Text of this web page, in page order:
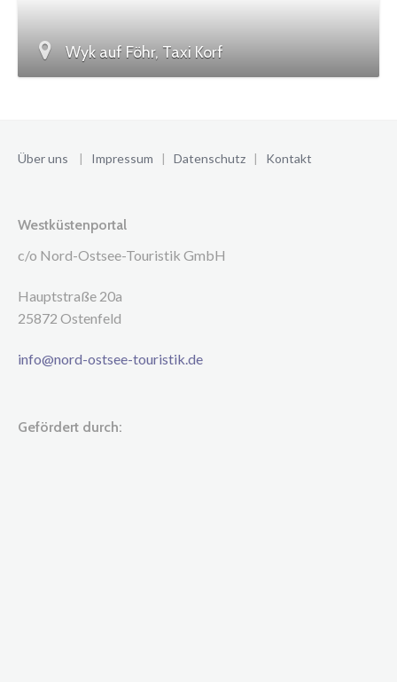
Wyk auf Föhr, Taxi Korf
Über uns | Impressum | Datenschutz | Kontakt
Westküstenportal
c/o Nord-Ostsee-Touristik GmbH
Hauptstraße 20a
25872 Ostenfeld
info@nord-ostsee-touristik.de
Gefördert durch: